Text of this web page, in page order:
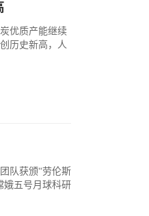
优质产能继续
历史新高，人
队获颁“劳伦斯
娥五号月球科研